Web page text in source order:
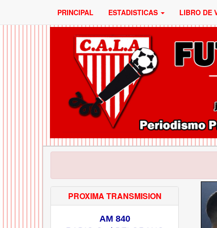
PRINCIPAL ESTADISTICAS LIBRO DE
PROXIMA TRANSMISION
AM 840